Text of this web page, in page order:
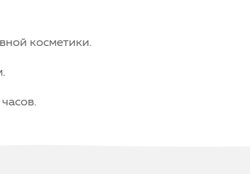
косметики.